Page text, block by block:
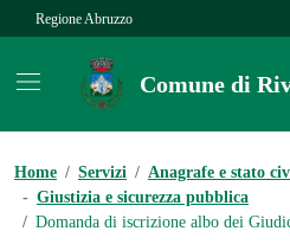
Vai ai contenuti
Vai al footer
Regione Abruzzo
Comune di
Home / Servizi / Anagrafe e stato
- Giustizia e sicurezza pubblica
/ Domanda di iscrizione albo dei